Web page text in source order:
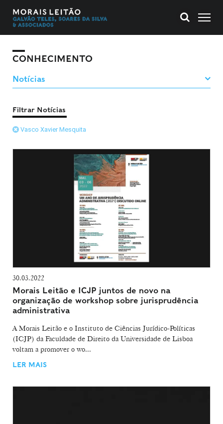
CONHECIMENTO
Filtrar Notícias
Vasco Xavier Mesquita
30.03.2022
Morais Leitão e ICJP juntos de novo na
organização de workshop sobre jurisprudência
administrativa
A Morais Leitão e o Instituto de Ciências Jurídico-Políticas
(ICJP) da Faculdade de Direito da Universidade de Lisboa
voltam a promover o wo...
LER MAIS